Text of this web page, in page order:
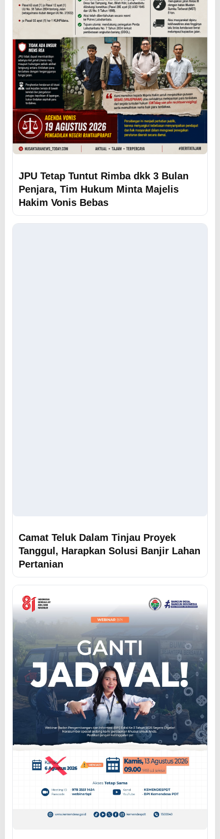
JPU Tetap Tuntut Rimba dkk 3 Bulan
Penjara, Tim Hukum Minta Majelis
Hakim Vonis Bebas
Camat Teluk Dalam Tinjau Proyek
Tanggul, Harapkan Solusi Banjir Lahan
Pertanian